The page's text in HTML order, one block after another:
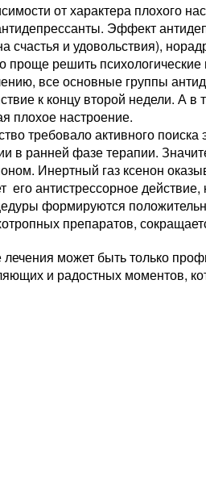
от характера плохого
Эффект
счастья и удовольствия),
проще решить
все основные группы
к концу второй недели. А в
плохое настроение.
требовало активного
в ранней фазе терапии.
Инертный газ ксенон
его антистрессорное
формируются
препаратов,
может быть только
и радостных моментов,